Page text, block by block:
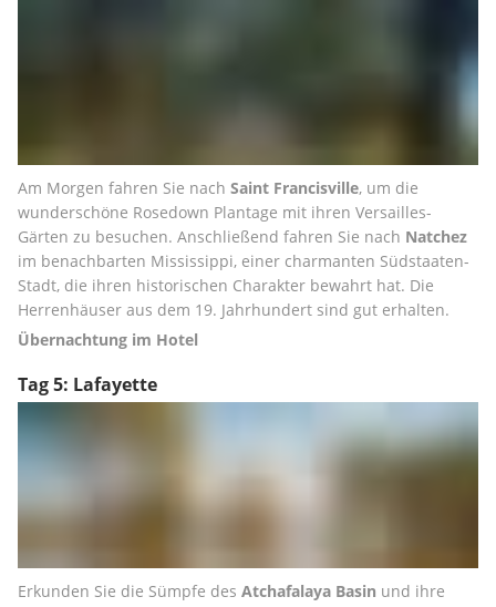
Am Morgen fahren Sie nach Saint Francisville, um die
wunderschöne Rosedown Plantage mit ihren Versailles-
Gärten zu besuchen. Anschließend fahren Sie nach Natchez
im benachbarten Mississippi, einer charmanten Südstaaten-
Stadt, die ihren historischen Charakter bewahrt hat. Die
Herrenhäuser aus dem 19. Jahrhundert sind gut erhalten.
Übernachtung im Hotel
Tag 5: Lafayette
Erkunden Sie die Sümpfe des Atchafalaya Basin und ihre